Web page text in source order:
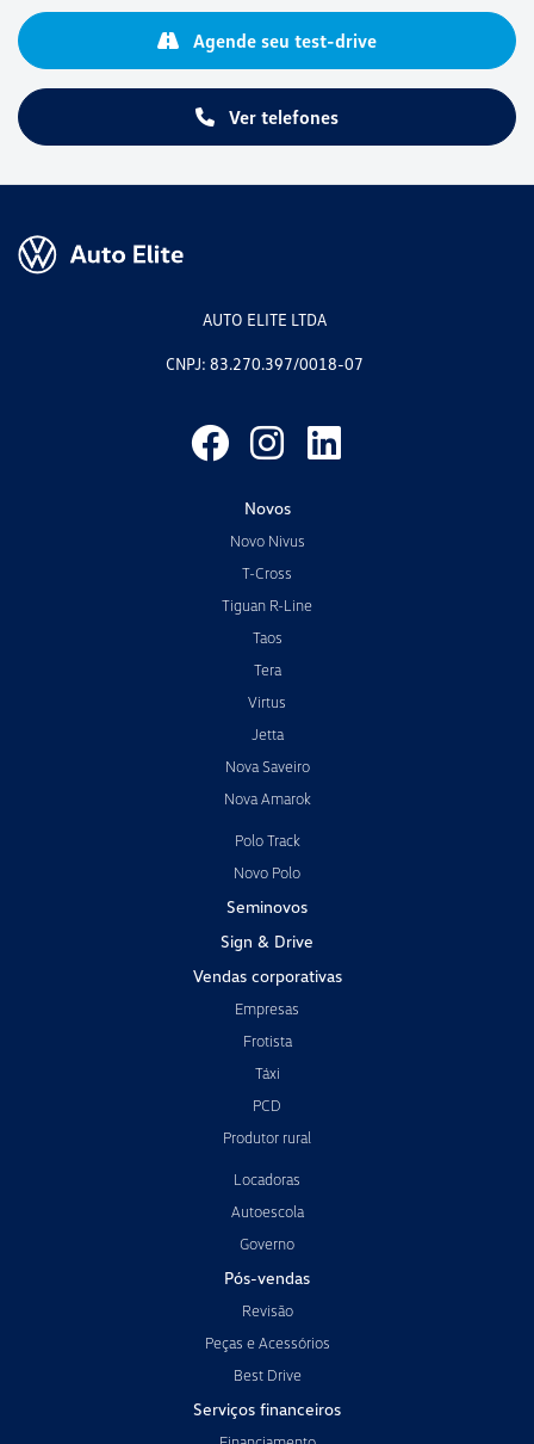
Ver telefones
Agende seu test-drive
AUTO ELITE LTDA
CNPJ: 83.270.397/0018-07
Novos
Novo Nivus
T-Cross
Tiguan R-Line
Taos
Tera
Virtus
Jetta
Nova Saveiro
Nova Amarok
Polo Track
Novo Polo
Seminovos
Sign & Drive
Vendas corporativas
Empresas
Frotista
Táxi
PCD
Produtor rural
Locadoras
Autoescola
Governo
Pós-vendas
Revisão
Peças e Acessórios
Best Drive
Serviços financeiros